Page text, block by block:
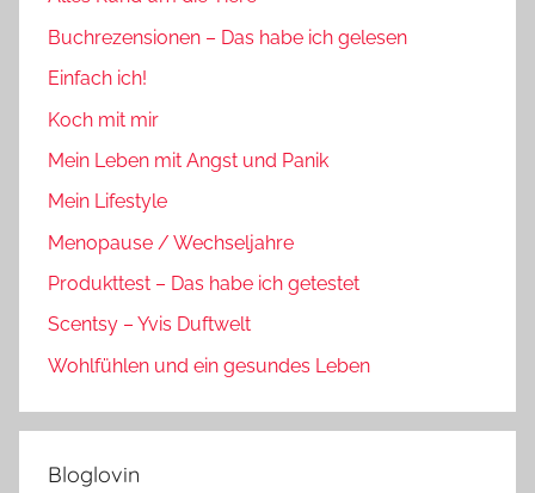
Buchrezensionen – Das habe ich gelesen
Einfach ich!
Koch mit mir
Mein Leben mit Angst und Panik
Mein Lifestyle
Menopause / Wechseljahre
Produkttest – Das habe ich getestet
Scentsy – Yvis Duftwelt
Wohlfühlen und ein gesundes Leben
Bloglovin